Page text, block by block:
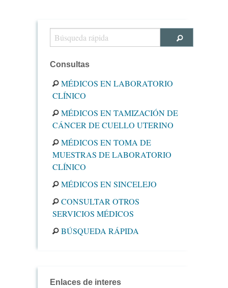
Consultas
MÉDICOS EN LABORATORIO
CLÍNICO
MÉDICOS EN TAMIZACIÓN DE
CÁNCER DE CUELLO UTERINO
MÉDICOS EN TOMA DE
MUESTRAS DE LABORATORIO
CLÍNICO
MÉDICOS EN SINCELEJO
CONSULTAR OTROS
SERVICIOS MÉDICOS
BÚSQUEDA RÁPIDA
Enlaces de interes